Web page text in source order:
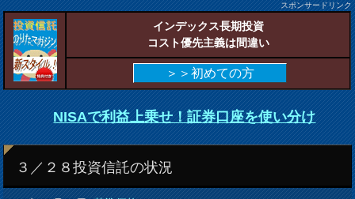
スポンサードリンク
インデックス長期投資
コスト優先主義は間違い
＞＞初めての方
NISAで利益上乗せ！証券口座を使い分け
３／２８投資信託の状況